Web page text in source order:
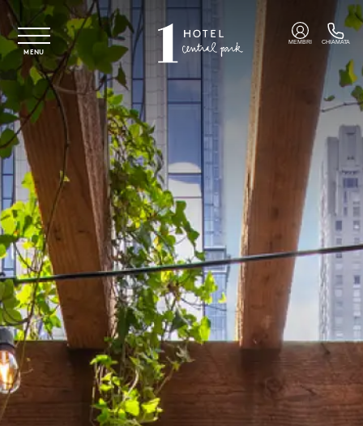
Vai al contenuto principale
MENU
MEMBRI CHIAMATA